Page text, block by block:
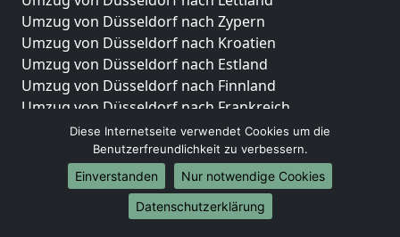
Umzug von Düsseldorf nach Zypern
Umzug von Düsseldorf nach Kroatien
Umzug von Düsseldorf nach Estland
Umzug von Düsseldorf nach Finnland
Umzug von Düsseldorf nach Frankreich
Umzug von Düsseldorf nach Griechenland
Umzug von Düsseldorf nach Italien
Umzug von Düsseldorf nach Liechtenstein
Umzug von Düsseldorf nach Luxemburg
Umzug von Düsseldorf nach Niederlande
Diese Internetseite verwendet Cookies um die
Benutzerfreundlichkeit zu verbessern.
Einverstanden
Nur notwendige Cookies
Datenschutzerklärung